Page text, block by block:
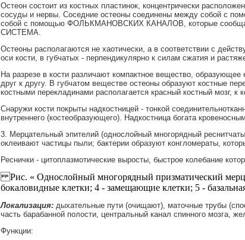
Остеон состоит из костных пластинок, концентрически
сосуды и нервы. Соседние остеоны соединены между собой с
собой с помощью ФОЛЬКМАНОВСКИХ КАНАЛОВ, которые
СИСТЕМА.
Остеоны располагаются не хаотически, а в соответствии с
оси кости, в губчатых - перпендикулярно к силам сжатия и
На разрезе в кости различают компактное вещество,
друг к другу. В губчатом веществе остеоны образуют костные
костными перекладинами располагается красный костный мозг, к
Снаружи кости покрыты надкостницей - тонкой
внутреннего (костеобразующего). Надкостница богата
3. Мерцательный эпителий (однослойный многорядный
оклеивают частицы пыли; бактерии образуют конгломераты,
Реснички - цитоплазмотические выросты, быстрое колебание
Рис. « Однослойный многорядный призматический
бокаловидные клетки; 4 - замещающие клетки; 5 -
Локализация: дыхательные пути (очищают), маточные трубы
часть барабанной полости, центральный канал спинного мозга,
Функции: